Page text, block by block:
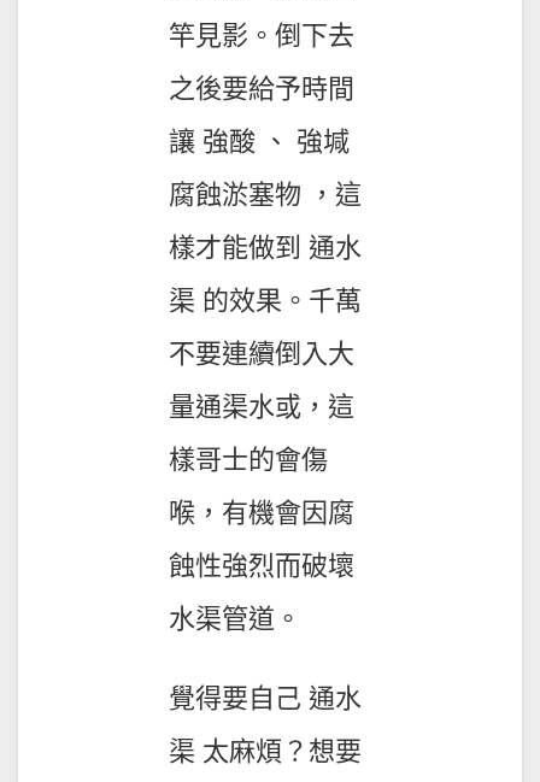
竿見影。倒下去
之後要給予時間
讓 強酸 、 強堿
腐蝕淤塞物 ，這
樣才能做到 通水
渠 的效果。千萬
不要連續倒入大
量通渠水或，這
樣哥士的會傷
喉，有機會因腐
蝕性強烈而破壞
水渠管道。
覺得要自己 通水
渠 太麻煩？想要